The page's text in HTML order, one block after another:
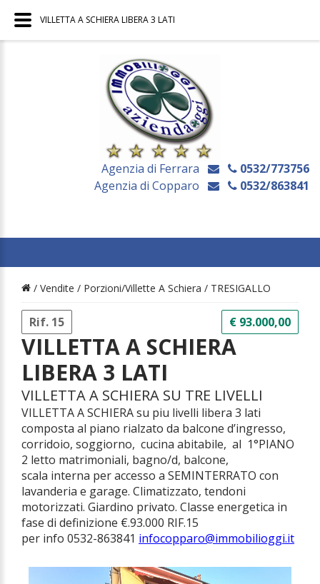
Agenzia di Ferrara
0532/773756
Agenzia di Copparo
0532/863841
/ Vendite / Porzioni/Villette A Schiera / TRESIGALLO
Rif. 15 € 93.000,00
VILLETTA A SCHIERA
LIBERA 3 LATI
VILLETTA A SCHIERA SU TRE LIVELLI
VILLETTA A SCHIERA su piu livelli libera 3 lati
composta al piano rialzato da balcone d’ingresso,
corridoio, soggiorno, cucina abitabile, al 1°PIANO
2 letto matrimoniali, bagno/d, balcone,
scala interna per accesso a SEMINTERRATO con
lavanderia e garage. Climatizzato, tendoni
motorizzati. Giardino privato. Classe energetica in
fase di definizione €.93.000 RIF.15
per info 0532-863841 infocopparo@immobilioggi.it
VILLETTA A SCHIERA LIBERA 3 LATI